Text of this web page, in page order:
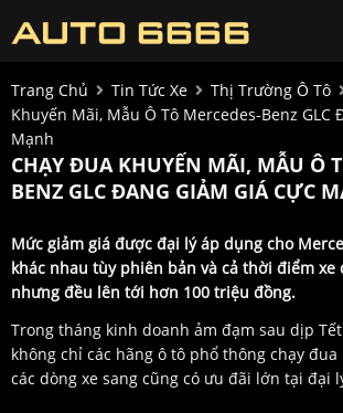
Trang Chủ Tin Tức Xe Thị Trường Ô Tô
Khuyến Mãi, Mẫu Ô Tô Mercedes-Benz GLC
Mạnh
CHẠY ĐUA KHUYẾN MÃI, MẪU Ô
BENZ GLC ĐANG GIẢM GIÁ CỰC
Mức giảm giá được đại lý áp dụng cho
khác nhau tùy phiên bản và cả thời điểm xe
nhưng đều lên tới hơn 100 triệu đồng.
Trong tháng kinh doanh ảm đạm sau dịp
không chỉ các hãng ô tô phổ thông chạy
các dòng xe sang cũng có ưu đãi lớn tại đại